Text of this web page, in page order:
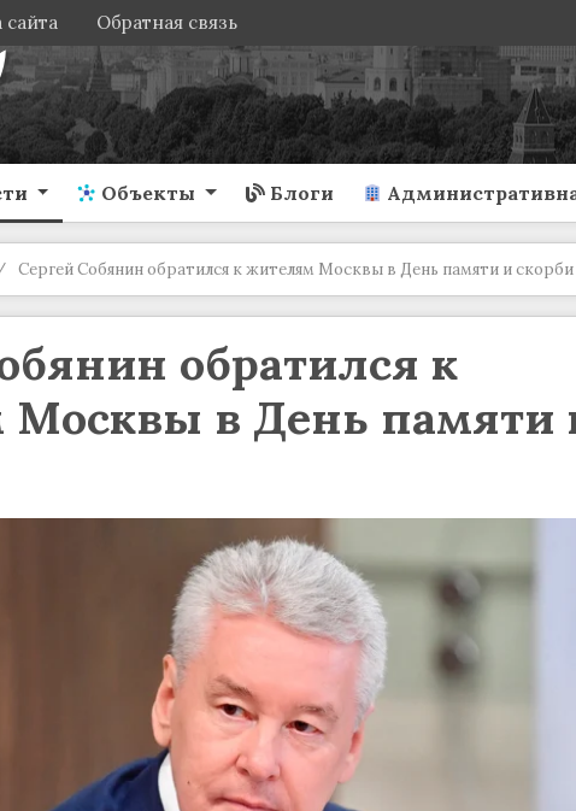
Обратная связь
Объекты Блоги
Сергей Собянин обратился к жителям Москвы в День памяти и скорби
обратился к
в День памяти